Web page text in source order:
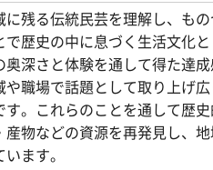
に残る伝統民芸を理解し、も
で歴史の中に息づく生活文化
奥深さと体験を通して得た達
や職場で話題として取り上げ
す。これらのことを通して歴
産物などの資源を再発見し、
ます。